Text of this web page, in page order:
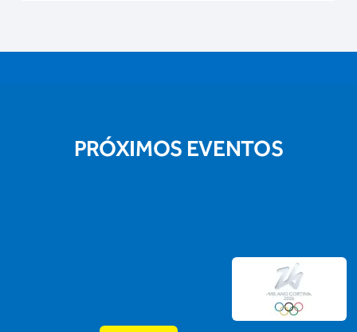
PRÓXIMOS EVENTOS